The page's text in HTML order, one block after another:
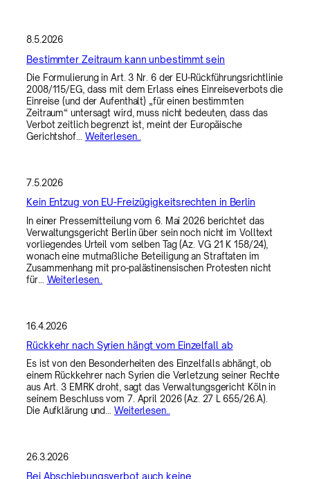
8.5.2026
Bestimmter Zeitraum kann unbestimmt sein
Die Formulierung in Art. 3 Nr. 6 der EU-Rückführungsrichtlinie
2008/115/EG, dass mit dem Erlass eines Einreiseverbots die
Einreise (und der Aufenthalt) „für einen bestimmten
Zeitraum“ untersagt wird, muss nicht bedeuten, dass das
Verbot zeitlich begrenzt ist, meint der Europäische
Gerichtshof… Weiterlesen..
7.5.2026
Kein Entzug von EU-Freizügigkeitsrechten in Berlin
In einer Pressemitteilung vom 6. Mai 2026 berichtet das
Verwaltungsgericht Berlin über sein noch nicht im Volltext
vorliegendes Urteil vom selben Tag (Az. VG 21 K 158/24),
wonach eine mutmaßliche Beteiligung an Straftaten im
Zusammenhang mit pro-palästinensischen Protesten nicht
für… Weiterlesen..
16.4.2026
Rückkehr nach Syrien hängt vom Einzelfall ab
Es ist von den Besonderheiten des Einzelfalls abhängt, ob
einem Rückkehrer nach Syrien die Verletzung seiner Rechte
aus Art. 3 EMRK droht, sagt das Verwaltungsgericht Köln in
seinem Beschluss vom 7. April 2026 (Az. 27 L 655/26.A).
Die Aufklärung und…Weiterlesen..
26.3.2026
Bei Abschiebungsverbot auch keine